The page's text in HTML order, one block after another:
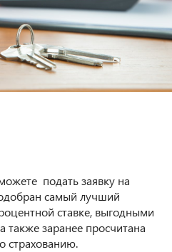
подать заявку на
самый лучший
ставке, выгодными
также заранее просчитана
страхованию.